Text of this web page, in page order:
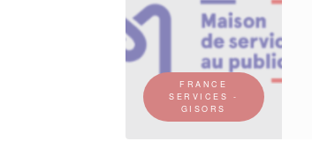
FRANCE
SERVICES -
GISORS